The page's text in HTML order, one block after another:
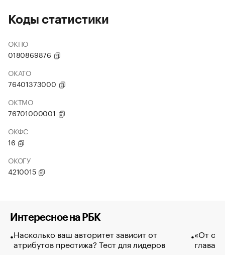
Коды статистики
ОКПО
0180869876
ОКАТО
76401373000
ОКТМО
76701000001
ОКФС
16
ОКОГУ
4210015
Интересное на РБК
Насколько ваш авторитет зависит от
атрибутов престижа? Тест для лидеров
«От
глава